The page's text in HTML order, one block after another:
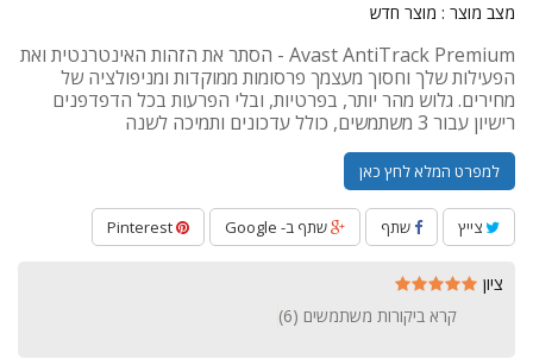
מצב מוצר : מוצר חדש
Avast AntiTrack Premium - הסתר את הזהות האינטרנטית ואת
הפעילות שלך וחסוך מעצמך פרסומות ממוקדות ומניפולציה של
מחירים. גלוש מהר יותר, בפרטיות, ובלי הפרעות בכל הדפדפנים
רישיון עבור 3 משתמשים, כולל עדכונים ותמיכה לשנה
למפרט המלא לחץ כאן
צייץ שתף שתף ב- Google
ציון
קרא ביקורות משתמשים (6
)